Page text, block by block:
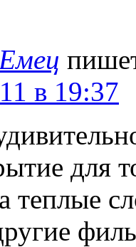
в 19:37
для
теплые